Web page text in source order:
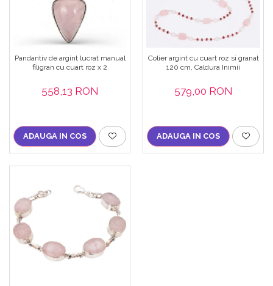
Pandantiv de argint lucrat manual
filigran cu cuart roz x 2
558,13 RON
ADAUGA IN COS
Colier argint cu cuart roz si granat
120 cm, Caldura Inimii
579,00 RON
ADAUGA IN COS